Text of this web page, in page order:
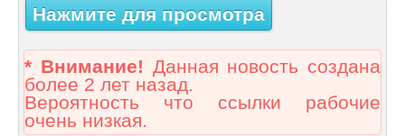
Нажмите для просмотра
* Внимание! Данная новость создана
более 2 лет назад.
Вероятность что ссылки рабочие
очень низкая.